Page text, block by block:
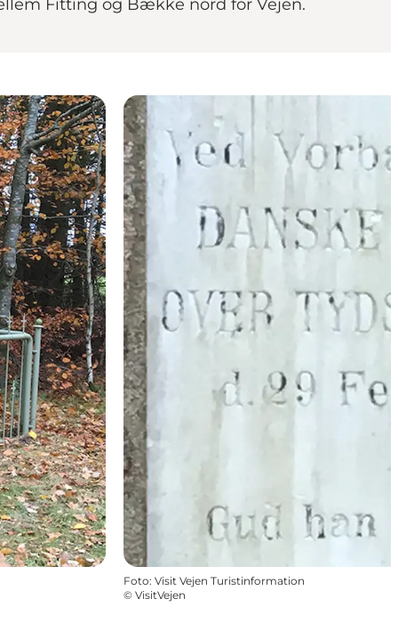
Fitting og Bække nord for Vejen.
Foto: Visit Vejen Turistinformation
© VisitVejen